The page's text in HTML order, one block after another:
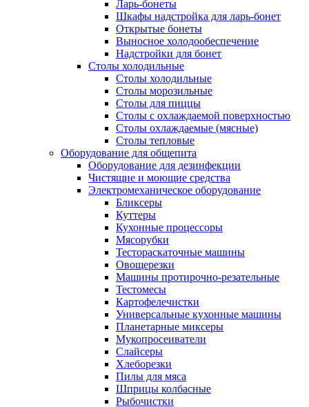
Ларь-бонеты
Шкафы надстройка для ларь-бонет
Открытые бонеты
Выносное холодообеспечение
Надстройки для бонет
Столы холодильные
Столы холодильные
Столы морозильные
Столы для пиццы
Столы с охлаждаемой поверхностью
Столы охлаждаемые (мясные)
Столы тепловые
Оборудование для общепита
Оборудование для дезинфекции
Чистящие и моющие средства
Электромеханическое оборудование
Бликсеры
Куттеры
Кухонные процессоры
Мясорубки
Тестораскаточные машины
Овощерезки
Машины протирочно-резательные
Тестомесы
Картофелечистки
Универсальные кухонные машины
Планетарные миксеры
Мукопросеиватели
Слайсеры
Хлеборезки
Пилы для мяса
Шприцы колбасные
Рыбочистки